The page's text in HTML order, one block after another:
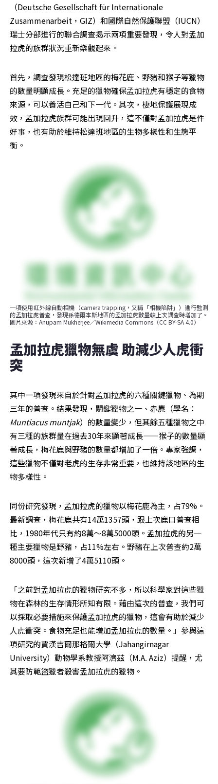
（Deutsche Gesellschaft für Internationale
Zusammenarbeit，GIZ）和國際自然保護聯盟（IUCN）
瑞士分部進行的聯合調查揭示兩項重要發現，令人對孟加
拉虎的族群狀況重新樂觀起來。
首先，調查發現松達班地區的梅花鹿、野豬和猴子等獵物
的數量明顯成長。充足的獵物確保孟加拉虎有穩定的食物
來源，可以養活自己和下一代。其次，棲地保護展現成
效，孟加拉虎族群可能出現回升，這不僅對孟加拉虎是件
好事，也有助於維持松達班地區的生物多樣性和生態平
衡。
一項使用紅外線自動相機（camera trapping，又稱「相機陷阱」）進行監測
的孟加拉虎普查，發現孫德爾本斯地區的孟加拉虎數量較上次調查時增加了。
圖片來源：Anupam Mukherjee／Wikimedia Commons（CC BY-SA 4.0）
孟加拉虎獵物無虞 助減少人虎衝
突
其中一項發現來自於針對孟加拉虎的六種關鍵獵物、為期
三年的普查。結果發現，關鍵獵物之一、赤麂（學名：
Muntiacus muntjak）的數量變少，但其餘五種獵物之中
有三種的族群量在過去30年來顯著成長——猴子的數量顯
著成長，梅花鹿與野豬的數量都增加了一倍。專家強調，
這些獵物不僅對老虎的生存非常重要，也維持該地區的生
物多樣性。
同份研究發現，孟加拉虎的獵物以梅花鹿為主，占79%。
最新調查，梅花鹿共有14萬1357頭，跟上次鹿口普查相
比，1980年代只有約8萬～8萬5000頭。孟加拉虎的另一
種主要獵物是野豬，占11%左右。野豬在上次普查約2萬
8000頭，這次新增了4萬5110頭。
「之前對孟加拉虎的獵物研究不多，所以科學家對這些獵
物在森林的生存情形所知有限。藉由這次的普查，我們可
以採取必要措施來保護孟加拉虎的獵物，這會有助於減少
人虎衝突。食物充足也能增加孟加拉虎的數量。」參與這
項研究的賈漢吉爾那格爾大學（Jahangirnagar
University）動物學系教授阿濟茲（M.A. Aziz）提醒，尤
其要防範盜獵者殺害孟加拉虎的獵物。